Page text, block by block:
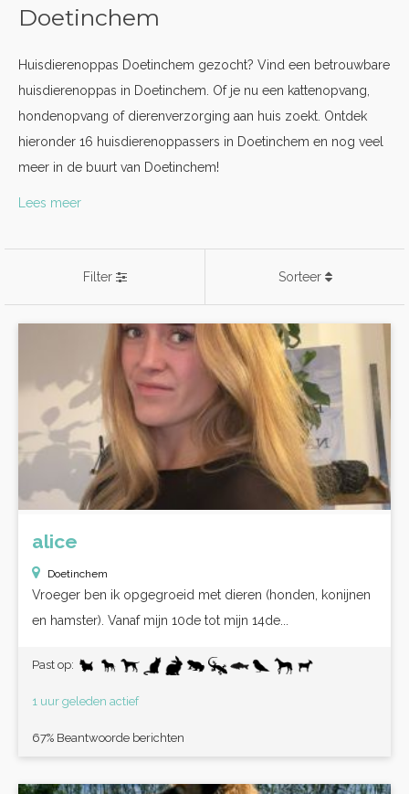
Doetinchem
Huisdierenoppas Doetinchem gezocht? Vind een betrouwbare
huisdierenoppas in Doetinchem. Of je nu een kattenopvang,
hondenopvang of dierenverzorging aan huis zoekt. Ontdek
hieronder 16 huisdierenoppassers in Doetinchem en nog veel
meer in de buurt van Doetinchem!
Lees meer
Filter Sorteer
alice
Doetinchem
Vroeger ben ik opgegroeid met dieren (honden, konijnen
en hamster). Vanaf mijn 10de tot mijn 14de...
Past op:
1 uur geleden actief
67% Beantwoorde berichten